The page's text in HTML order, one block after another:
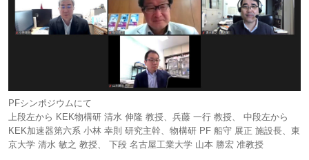
PFシンポジウムにて
上段左から KEK物構研 清水 伸隆 教授、兵藤 一行 教授、 中段左から
KEK加速器第六系 小林 幸則 研究主幹、物構研 PF 船守 展正 施設長、東
京大学 清水 敏之 教授、 下段 名古屋工業大学 山本 勝宏 准教授